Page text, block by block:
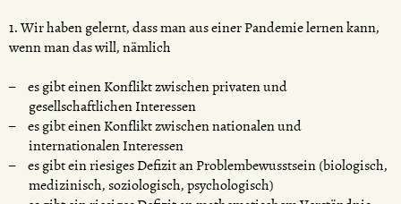
1. Wir haben gelernt, dass man aus einer Pandemie lernen kann,
wenn man das will, nämlich
es gibt einen Konflikt zwischen privaten und
gesellschaftlichen Interessen
es gibt einen Konflikt zwischen nationalen und
internationalen Interessen
es gibt ein riesiges Defizit an Problembewusstsein (biologisch,
medizinisch, soziologisch, psychologisch)